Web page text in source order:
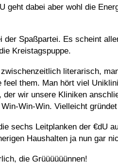
geht dabei aber wohl die
der Spaßpartei. Es scheint
Kreistagspuppe.
literarisch,
feel them. Man hört viel
wir unsere Kliniken
Win-Win. Vielleicht
sechs Leitplanken der €dU
Haushalten ja nun gar
die Grüüüüüünnen!